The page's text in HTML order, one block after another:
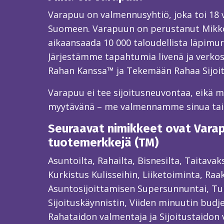
Varapuu on valmennusyhtiö, joka toi
Suomeen. Varapuun on perustanut
aikaansaada 10 000 taloudellista
Järjestämme tapahtumia livenä ja
Rahan Kanssa™ ja Tekemään Rahaa
Varapuu ei tee sijoitusneuvontaa, eikä
myytävänä – me valmennamme sinua
Seuraavat nimikkeet ovat
tuotemerkkejä (TM)
Asuntoilta, Rahailta, Bisnesilta,
Kurkistus Kulisseihin, Liiketoiminta,
Asuntosijoittamisen Supersunnuntai,
Sijoituskäynnistin, Viiden minuutin
Rahataidon valmentaja ja Sijoitustaidon